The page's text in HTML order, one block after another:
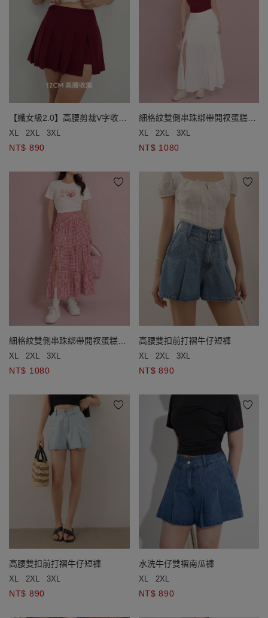
【纖女級2.0】高腰剪裁V字收腹
百褶褲裙
XL 2XL 3XL
NT$ 890
細格紋雙側串珠綁帶開衩蛋糕長
裙
XL 2XL 3XL
NT$ 1080
細格紋雙側串珠綁帶開衩蛋糕長
裙
XL 2XL 3XL
NT$ 1080
高腰雙扣前打褶牛仔短褲
XL 2XL 3XL
NT$ 890
高腰雙扣前打褶牛仔短褲
XL 2XL 3XL
NT$ 890
水洗牛仔雙褶南瓜褲
XL 2XL
NT$ 890